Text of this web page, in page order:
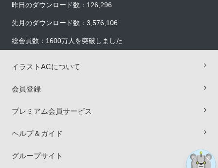
昨日のダウンロード数：126,296
先月のダウンロード数：3,576,106
総会員数：1600万人を突破しました
イラストACについて
会員登録
プレミアム会員サービス
ヘルプ＆ガイド
グループサイト